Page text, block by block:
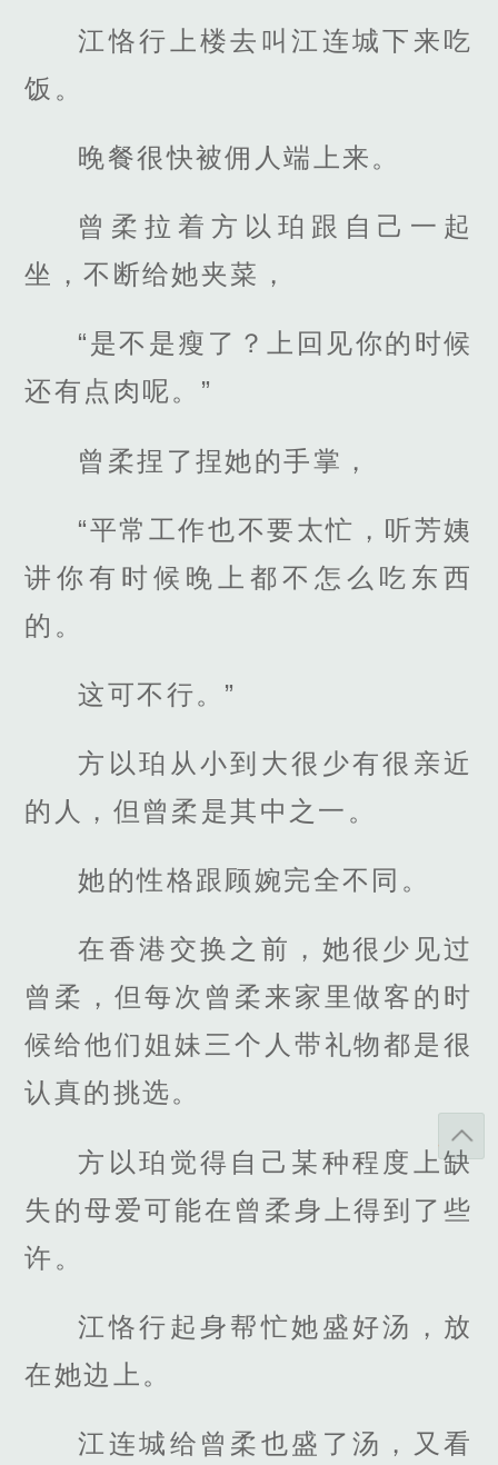
江恪行上楼去叫江连城下来吃
饭。
晚餐很快被佣人端上来。
曾柔拉着方以珀跟自己一起
坐，不断给她夹菜，
“是不是瘦了？上回见你的时候
还有点肉呢。”
曾柔捏了捏她的手掌，
“平常工作也不要太忙，听芳姨
讲你有时候晚上都不怎么吃东西
的。
这可不行。”
方以珀从小到大很少有很亲近
的人，但曾柔是其中之一。
她的性格跟顾婉完全不同。
在香港交换之前，她很少见过
曾柔，但每次曾柔来家里做客的时
候给他们姐妹三个人带礼物都是很
认真的挑选。
方以珀觉得自己某种程度上缺
失的母爱可能在曾柔身上得到了些
许。
江恪行起身帮忙她盛好汤，放
在她边上。
江连城给曾柔也盛了汤，又看